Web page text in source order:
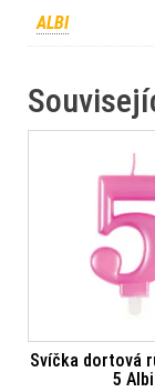
ALBI
Svíčka dortová
5 Albi